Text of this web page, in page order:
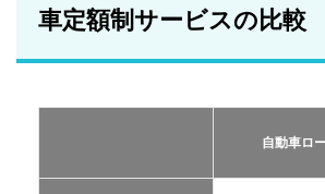
ビス
の比
おす
サー
車定額制サービスの比較
自動車ロ